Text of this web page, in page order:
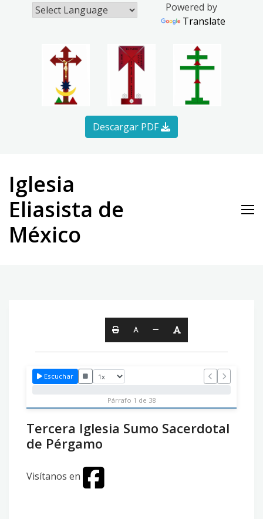
Powered by
Translate
Descargar PDF
content
Iglesia
Eliasista de
México
Escuchar
Párrafo 1 de 38
Tercera Iglesia Sumo Sacerdotal
de Pérgamo
Visítanos en